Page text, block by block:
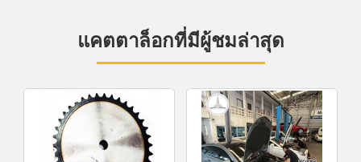
แคตตาล็อกที่มีผู้ชมล่าสุด